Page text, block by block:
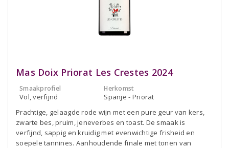
Mas Doix Priorat Les Crestes 2024
Smaakprofiel
Vol, verfijnd
Herkomst
Spanje - Priorat
Prachtige, gelaagde rode wijn met een pure geur van kers,
zwarte bes, pruim, jeneverbes en toast. De smaak is
verfijnd, sappig en kruidig met evenwichtige frisheid en
soepele tannines. Aanhoudende finale met tonen van